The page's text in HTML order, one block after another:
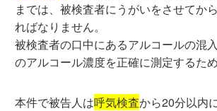
までは、被検査者にうがいをさせてか
ればなりません。
被検査者の口中にあるアルコールの混
のアルコール濃度を正確に測定するため
本件で被告人は呼気検査から20分以内